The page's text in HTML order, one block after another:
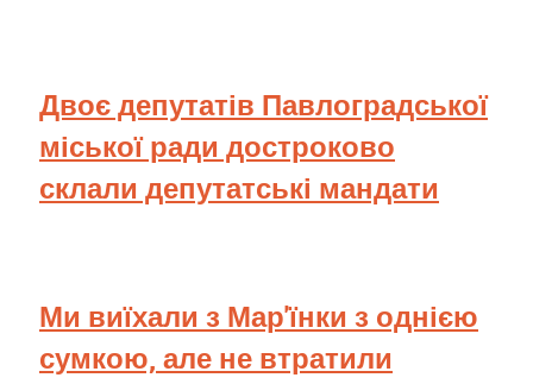
Двоє депутатів Павлоградської
міської ради достроково
склали депутатські мандати
Ми виїхали з Мар'їнки з однією
сумкою, але не втратили